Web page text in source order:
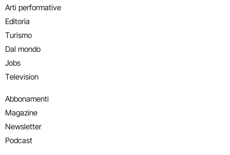
Arti performative
Editoria
Turismo
Dal mondo
Jobs
Television
Abbonamenti
Magazine
Newsletter
Podcast